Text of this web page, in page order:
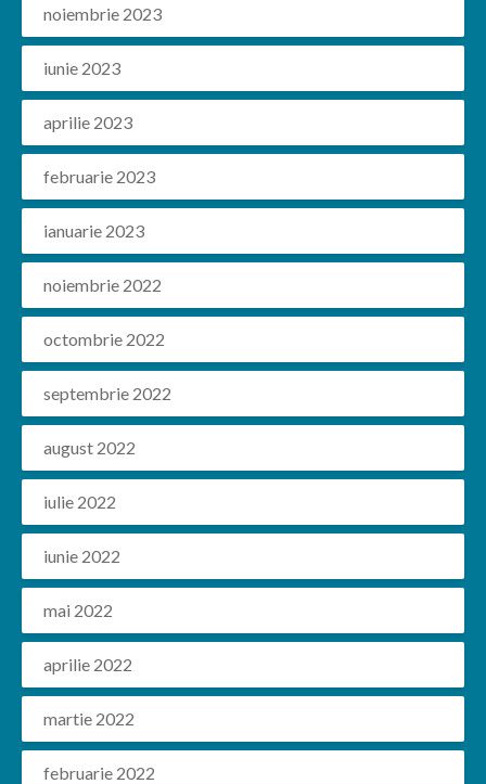
noiembrie 2023
iunie 2023
aprilie 2023
februarie 2023
ianuarie 2023
noiembrie 2022
octombrie 2022
septembrie 2022
august 2022
iulie 2022
iunie 2022
mai 2022
aprilie 2022
martie 2022
februarie 2022